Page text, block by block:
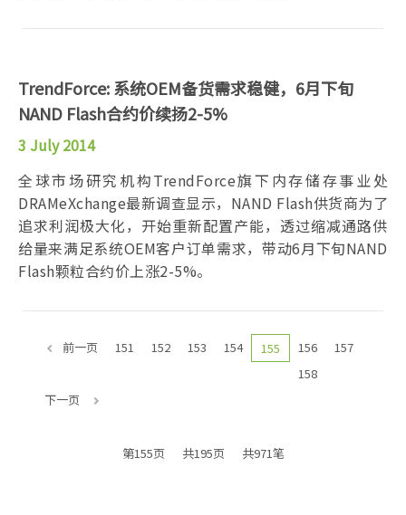
TrendForce: 系统OEM备货需求稳健，6月下旬
NAND Flash合约价续扬2-5%
3 July 2014
全球市场研究机构TrendForce旗下内存储存事业处
DRAMeXchange最新调查显示，NAND Flash供货商为了
追求利润极大化，开始重新配置产能，透过缩减通路供
给量来满足系统OEM客户订单需求，带动6月下旬NAND
Flash颗粒合约价上涨2-5%。
前一页 151 152 153 154 155 156
157
158
下一页
第155页 共195页 共971笔